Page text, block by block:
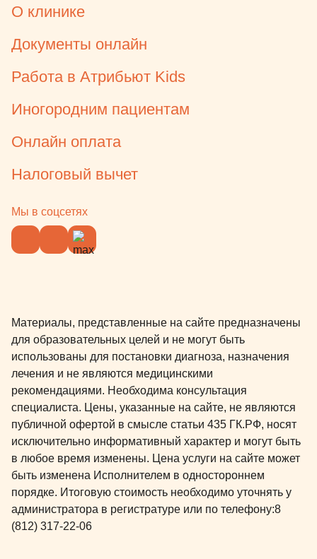
О клинике
Документы онлайн
Работа в Атрибьют Kids
Иногородним пациентам
Онлайн оплата
Налоговый вычет
Мы в соцсетях
Материалы, представленные на сайте предназначены
для образовательных целей и не могут быть
использованы для постановки диагноза, назначения
лечения и не являются медицинскими
рекомендациями. Необходима консультация
специалиста. Цены, указанные на сайте, не являются
публичной офертой в смысле статьи 435 ГК.РФ, носят
исключительно информативный характер и могут быть
в любое время изменены. Цена услуги на сайте может
быть изменена Исполнителем в одностороннем
порядке. Итоговую стоимость необходимо уточнять у
администратора в регистратуре или по телефону:8
(812) 317-22-06